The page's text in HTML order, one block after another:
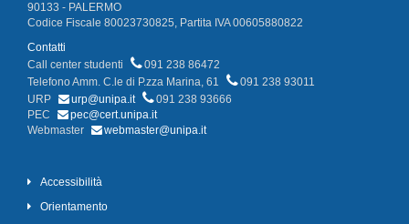
90133 - PALERMO
Codice Fiscale 80023730825, Partita IVA 00605880822
Contatti
Call center studenti
091 238 86472
Telefono Amm. C.le di P.zza Marina, 61
091 238 93011
URP
urp@unipa.it
091 238 93666
PEC
pec@cert.unipa.it
Webmaster
webmaster@unipa.it
Accessibilità
Orientamento